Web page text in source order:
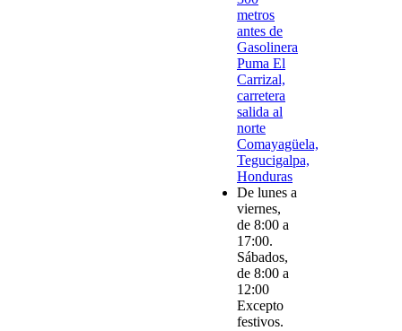
metros
antes de
Gasolinera
Puma El
Carrizal,
carretera
salida al
norte
Comayagüela,
Tegucigalpa,
Honduras
De lunes a
viernes,
de 8:00 a
17:00.
Sábados,
de 8:00 a
12:00
Excepto
festivos.